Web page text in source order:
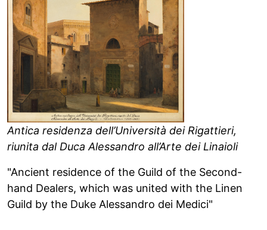
Antica residenza dell’Università dei Rigattieri,
riunita dal Duca Alessandro all’Arte dei Linaioli
"Ancient residence of the Guild of the Second-
hand Dealers, which was united with the Linen
Guild by the Duke Alessandro dei Medici"